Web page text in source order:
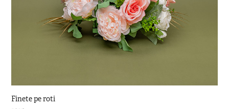
Finete pe roti